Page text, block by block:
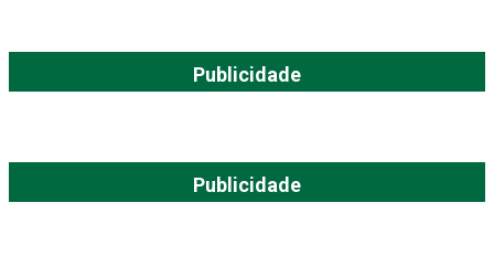
Publicidade
Publicidade